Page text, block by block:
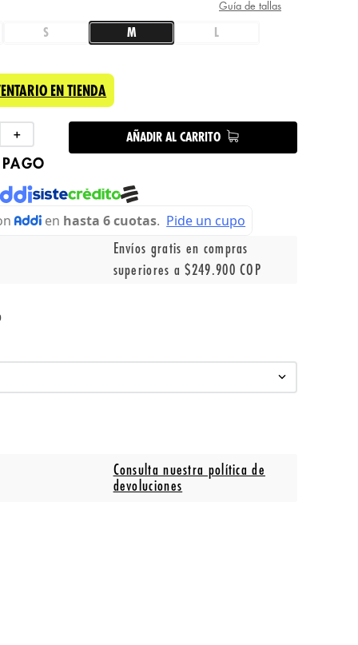
S M L
Guía de tallas
EN TIENDA
＋ AÑADIR AL CARRITO
Envíos gratis en compras
superiores a $249.900 COP
Consulta nuestra política de
devoluciones